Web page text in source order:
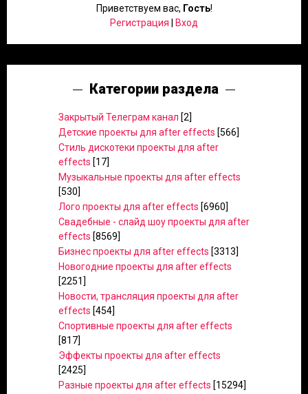
Приветствуем вас, Гость!
Регистрация
Вход
Категории раздела
Закрытый Телеграм канал [2]
Детские проекты для after effects [566]
Стиль дискотеки проекты для after
effects [17]
Музыкальные проекты для after effects
[530]
Лого проекты для after effects [6960]
Свадебные - слайд шоу проекты для after
effects [8569]
Бизнес проекты для after effects [3313]
Новогодние проекты для after effects
[2251]
Новости, трансляция проекты для after
effects [454]
Спортивные проекты для after effects
[817]
Эффекты проекты для after effects
[2425]
Разные проекты для after effects [15294]